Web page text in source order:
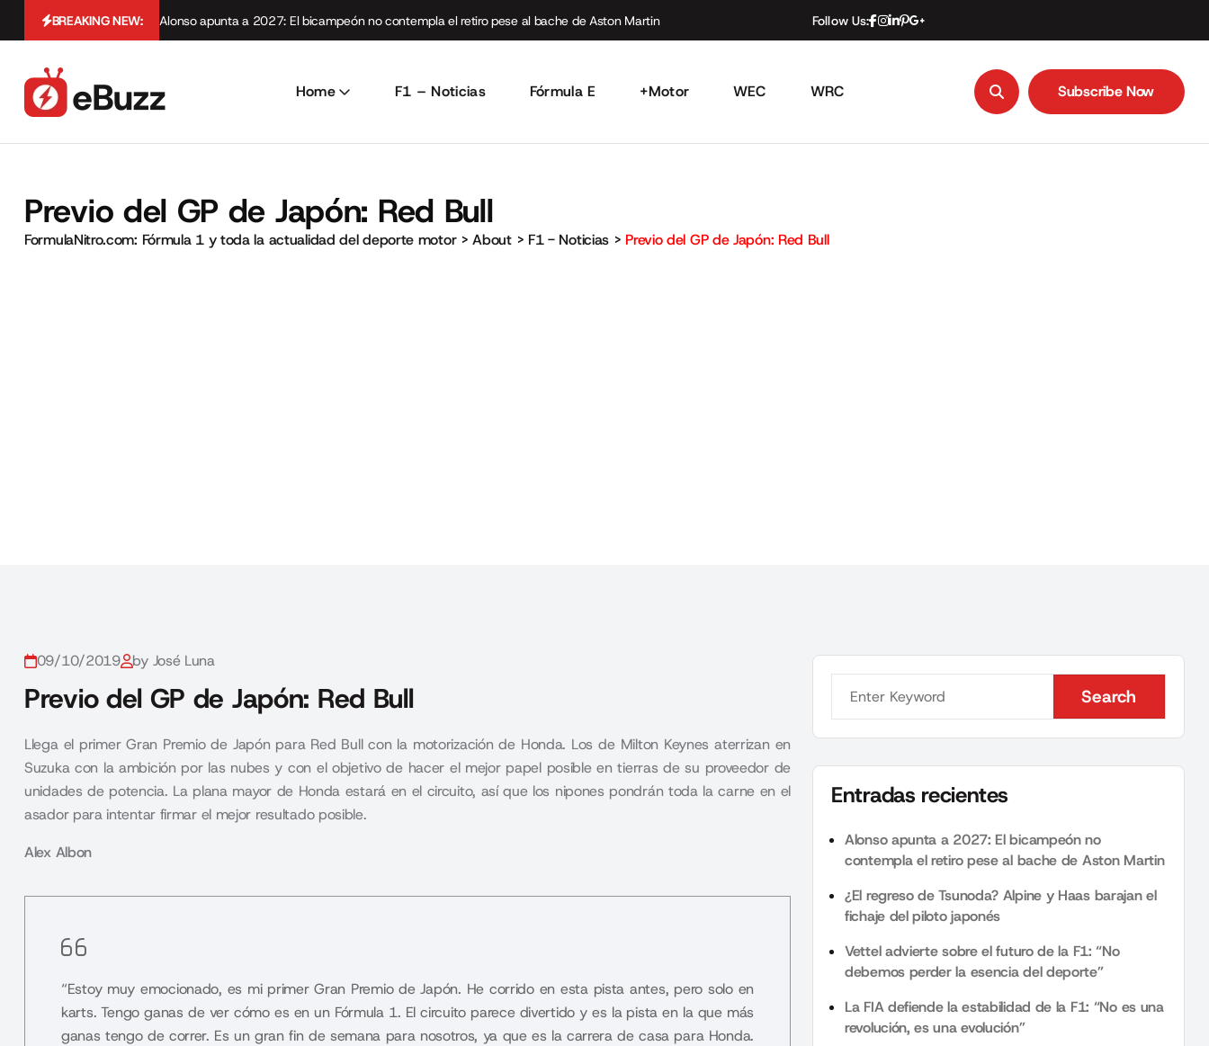
BREAKING NEW: Alonso apunta a 2027: El bicampeón no contempla el retiro pese al bache de Aston Martin Follow Us:
Home F1 – Noticias Fórmula E +Motor WEC WRC Subscribe Now
Previo del GP de Japón: Red Bull
FormulaNitro.com: Fórmula 1 y toda la actualidad del deporte motor>About> F1 - Noticias > Previo del GP de Japón: Red Bull
09/10/2019 by José Luna
Previo del GP de Japón: Red Bull
Llega el primer Gran Premio de Japón para Red Bull con la motorización de Honda. Los de Milton Keynes aterrizan en
Suzuka con la ambición por las nubes y con el objetivo de hacer el mejor papel posible en tierras de su proveedor de
unidades de potencia. La plana mayor de Honda estará en el circuito, así que los nipones pondrán toda la carne en el
asador para intentar firmar el mejor resultado posible.
Alex Albon
“Estoy muy emocionado, es mi primer Gran Premio de Japón. He corrido en esta pista antes, pero solo en
karts. Tengo ganas de ver cómo es en un Fórmula 1. El circuito parece divertido y es la pista en la que más
ganas tengo de correr. Es un gran fin de semana para nosotros, ya que es la carrera de casa para Honda.
Search
Search
Entradas recientes
Alonso apunta a 2027: El bicampeón no
contempla el retiro pese al bache de Aston Martin
¿El regreso de Tsunoda? Alpine y Haas barajan el
fichaje del piloto japonés
Vettel advierte sobre el futuro de la F1: “No
debemos perder la esencia del deporte”
La FIA defiende la estabilidad de la F1: “No es una
revolución, es una evolución”